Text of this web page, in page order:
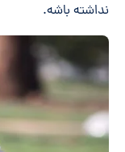
نداشته باشه.